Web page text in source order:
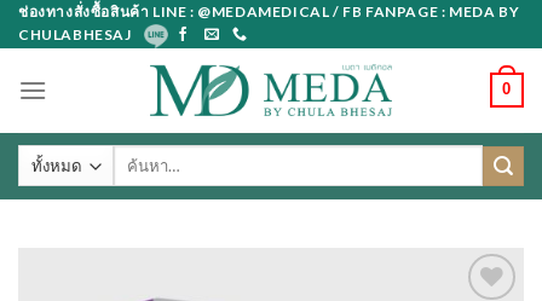
Skip
to
ช่องทางสั่งซื้อสินค้า LINE : @MEDAMEDICAL / FB FANPAGE : MEDA BY
CHULABHESAJ
0
ค้นหา: